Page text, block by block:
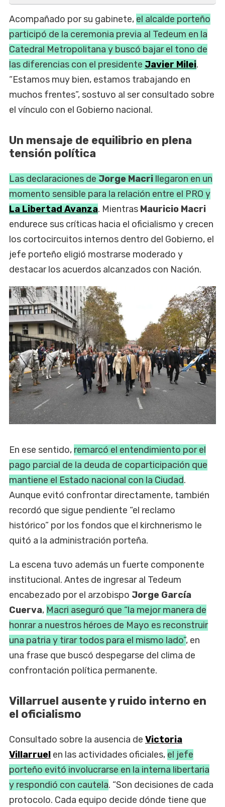
Acompañado por su gabinete, el alcalde porteño
participó de la ceremonia previa al Tedeum en la
Catedral Metropolitana y buscó bajar el tono de
las diferencias con el presidente Javier Milei.
“Estamos muy bien, estamos trabajando en
muchos frentes”, sostuvo al ser consultado sobre
el vínculo con el Gobierno nacional.
Un mensaje de equilibrio en plena
tensión política
Las declaraciones de Jorge Macri llegaron en un
momento sensible para la relación entre el PRO y
La Libertad Avanza. Mientras Mauricio Macri
endurece sus críticas hacia el oficialismo y crecen
los cortocircuitos internos dentro del Gobierno, el
jefe porteño eligió mostrarse moderado y
destacar los acuerdos alcanzados con Nación.
En ese sentido, remarcó el entendimiento por el
pago parcial de la deuda de coparticipación que
mantiene el Estado nacional con la Ciudad.
Aunque evitó confrontar directamente, también
recordó que sigue pendiente “el reclamo
histórico” por los fondos que el kirchnerismo le
quitó a la administración porteña.
La escena tuvo además un fuerte componente
institucional. Antes de ingresar al Tedeum
encabezado por el arzobispo Jorge García
Cuerva, Macri aseguró que “la mejor manera de
honrar a nuestros héroes de Mayo es reconstruir
una patria y tirar todos para el mismo lado”, en
una frase que buscó despegarse del clima de
confrontación política permanente.
Villarruel ausente y ruido interno en
el oficialismo
Consultado sobre la ausencia de Victoria
Villarruel en las actividades oficiales, el jefe
porteño evitó involucrarse en la interna libertaria
y respondió con cautela. “Son decisiones de cada
protocolo. Cada equipo decide dónde tiene que